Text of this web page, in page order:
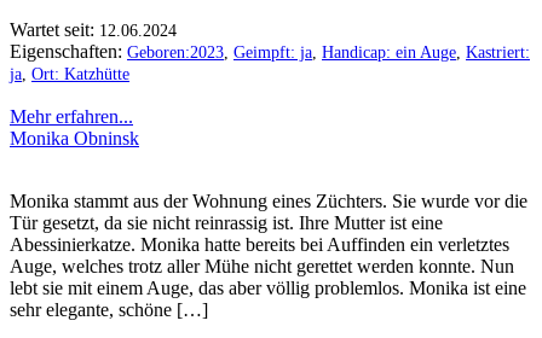
Wartet seit: 12.06.2024
Eigenschaften: Geboren:2023 Geimpft: ja Handicap: ein Auge Kastriert:
ja Ort: Katzhütte
Mehr erfahren...
Monika Obninsk
Monika stammt aus der Wohnung eines Züchters. Sie wurde vor die
Tür gesetzt, da sie nicht reinrassig ist. Ihre Mutter ist eine
Abessinierkatze. Monika hatte bereits bei Auffinden ein verletztes
Auge, welches trotz aller Mühe nicht gerettet werden konnte. Nun
lebt sie mit einem Auge, das aber völlig problemlos. Monika ist eine
sehr elegante, schöne […]